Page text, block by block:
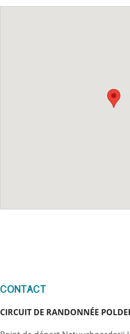
Contact
CIRCUIT DE RANDONNÉE